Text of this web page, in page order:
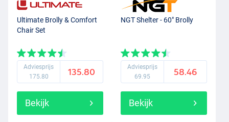
Ultimate Brolly & Comfort
Chair Set
Adviesprijs
175.80
135.80
Bekijk
NGT Shelter - 60" Brolly
Adviesprijs
69.95
58.46
Bekijk